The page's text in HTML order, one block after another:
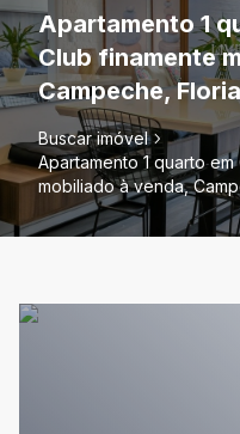
Apartamento 1
Club finamente
Campeche,
Buscar imóvel
Apartamento 1 quarto
mobiliado à venda,